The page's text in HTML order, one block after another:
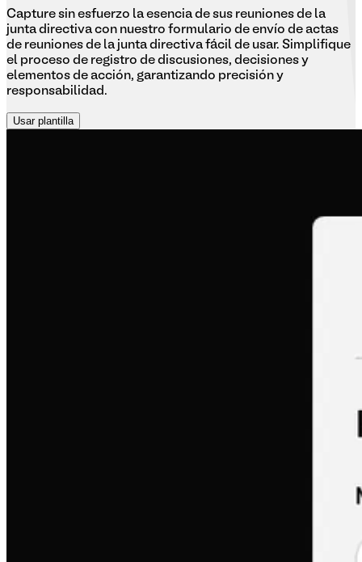
Capture sin esfuerzo la esencia de sus reuniones de la
junta directiva con nuestro formulario de envío de actas
de reuniones de la junta directiva fácil de usar. Simplifique
el proceso de registro de discusiones, decisiones y
elementos de acción, garantizando precisión y
responsabilidad.
Usar plantilla